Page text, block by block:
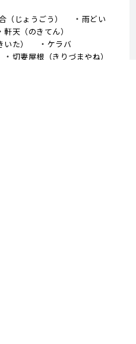
じょうごう）
雨どい
軒天（のきてん）
た）
ケラバ
切妻屋根（きりづまやね）